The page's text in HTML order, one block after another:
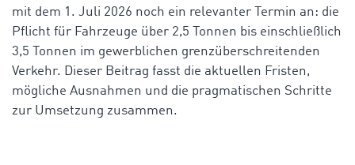
mit dem 1. Juli 2026 noch ein relevanter Termin an: die
Pflicht für Fahrzeuge über 2,5 Tonnen bis einschließlich
3,5 Tonnen im gewerblichen grenzüberschreitenden
Verkehr. Dieser Beitrag fasst die aktuellen Fristen,
mögliche Ausnahmen und die pragmatischen Schritte
zur Umsetzung zusammen.